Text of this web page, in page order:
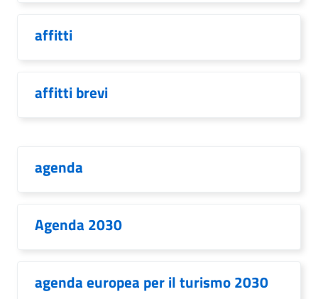
affitti
affitti brevi
agenda
Agenda 2030
agenda europea per il turismo 2030